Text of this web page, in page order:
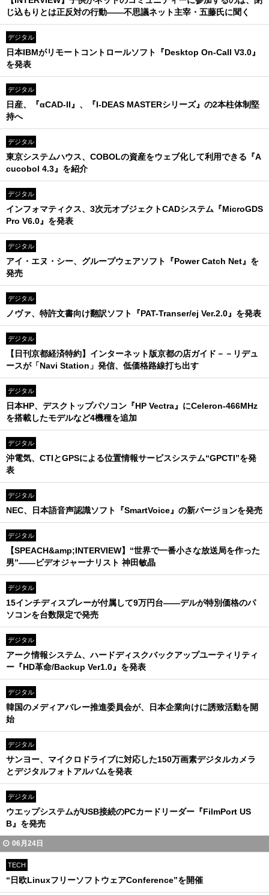
じ込もりとは正反対の行動――不思議ネット主宰・五藤氏に聞く
デジタル
日本IBMがリモートコントロールソフト『Desktop On-Call V3.0』
を発表
デジタル
日産、『αCAD-II』、『I-DEAS MASTERシリーズ』の2本柱体制堅
持へ
デジタル
東京システムハウス、COBOLの資産をウェブ化して利用できる『A
cucobol 4.3』を紹介
デジタル
インフォマティクス、3次元オブジェクトCADシステム『MicroGDS
Pro V6.0』を発表
デジタル
アイ・エヌ・シー、グループウェアソフト『Power Catch Net』を
発売
デジタル
ノヴァ、特許文書向け翻訳ソフト『PAT-Transer/ej Ver.2.0』を発表
デジタル
【日刊京都経済特約】インターネット版京都の店ガイド－－リデュ
ースが「Navi Station」発信、低価格路線打ち出す
デジタル
日本HP、デスクトップパソコン『HP Vectra』にCeleron-466MHz
を搭載したモデルなど4機種を追加
デジタル
沖電気、CTIとGPSによる位置情報サービスシステム“GPCTI”を発
表
デジタル
NEC、日本語音声認識ソフト『SmartVoice』の新バージョンを発売
デジタル
【SPEACH&amp;INTERVIEW】“世界で一番小さな放送局を作った
男”――ビデオジャーナリスト 神田敏晶
デジタル
15インチディスプレーが付属して9万円台――デルが特別価格のパ
ソコンを台数限定で発売
デジタル
アーク情報システム、ハードディスクバックアップユーティリティ
ー『HD革命/Backup Ver1.0』を発表
デジタル
韓国のメディアバレー推進委員会が、日本企業向けに誘致活動を開
始
デジタル
サンヨー、マイクロドライブに対応した150万画素デジタルカメラ
とデジタルフォトアルバムを発表
デジタル
ウエップシステムがUSB接続のPCカードリーダー『FilmPort US
B』を発売
06月24日
TECH
“日欧LinuxフリーソフトウェアConference”を開催